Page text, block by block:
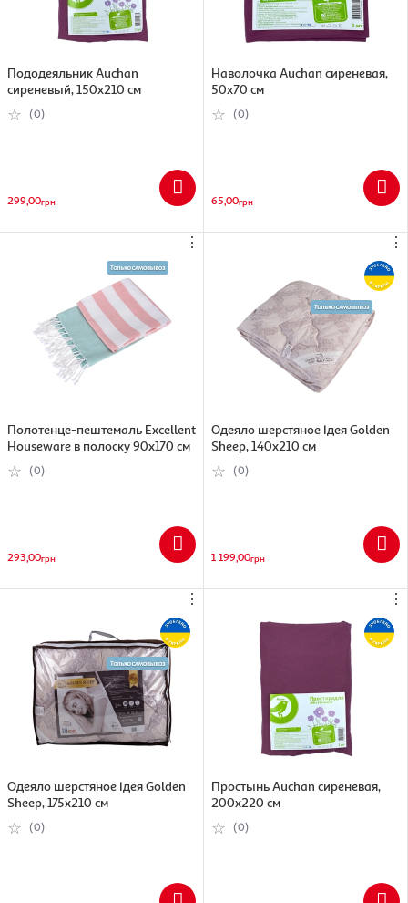
Пододеяльник Auchan
сиреневый, 150х210 см
(0)
299,00грн
Наволочка Auchan сиреневая,
50х70 см
(0)
65,00грн
⋮
Полотенце-пештемаль Excellent
Houseware в полоску 90х170 см
(0)
293,00грн
⋮
Одеяло шерстяное Ідея Golden
Sheep, 140х210 см
(0)
1 199,00грн
⋮
Одеяло шерстяное Ідея Golden
Sheep, 175х210 см
(0)
⋮
Простынь Auchan сиреневая,
200х220 см
(0)